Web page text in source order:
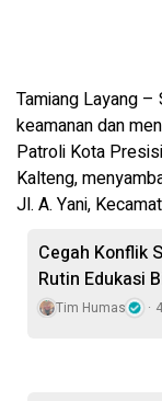
Tamiang Layang –
keamanan dan
Patroli Kota
Kalteng,
Jl. A. Yani,
Cegah Konflik
Rutin Edukasi
Tim Humas